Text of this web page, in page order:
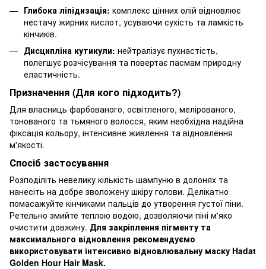
Глибока ліпідизація: комплекс цінних олій відновлює
нестачу жирних кислот, усуваючи сухість та ламкість
кінчиків.
Дисципліна кутикули: нейтралізує пухнастість,
полегшує розчісування та повертає пасмам природну
еластичність.
Призначення (Для кого підходить?)
Для власниць фарбованого, освітленого, мелірованого,
тонованого та тьмяного волосся, яким необхідна надійна
фіксація кольору, інтенсивне живлення та відновлення
м'якості.
Спосіб застосування
Розподіліть невелику кількість шампуню в долонях та
нанесіть на добре зволожену шкіру голови. Делікатно
помасажуйте кінчиками пальців до утворення густої піни.
Ретельно змийте теплою водою, дозволяючи піні м'яко
очистити довжину. Для закріплення пігменту та
максимального відновлення рекомендуємо
використовувати інтенсивно відновлювальну маску Hadat
Golden Hour Hair Mask.